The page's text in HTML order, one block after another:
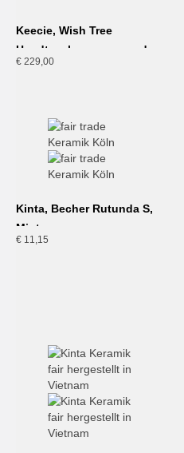
Keecie, Wish Tree
Handtasche, moss used
look
€ 229,00
Kinta, Becher Rutunda S,
Mint
€ 11,15